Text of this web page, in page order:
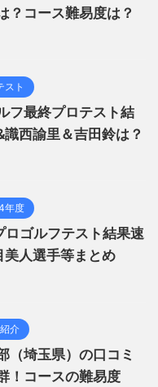
？コース難易度は？
スト
フ最終プロテスト結
西諭里＆吉田鈴は？
年度
ゴルフテスト結果速
人選手等まとめ
介
（埼玉県）の口コミ
！コースの難易度